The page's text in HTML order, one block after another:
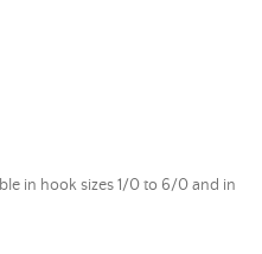
in hook sizes 1/0 to 6/0 and in